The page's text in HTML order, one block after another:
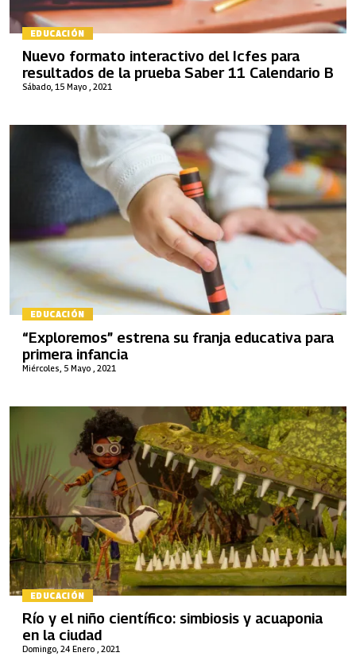
EDUCACIÓN
Sábado, 15 Mayo , 2021
Nuevo formato interactivo del Icfes para
resultados de la prueba Saber 11 Calendario B
EDUCACIÓN
Miércoles, 5 Mayo , 2021
“Exploremos” estrena su franja educativa para
primera infancia
EDUCACIÓN
Domingo, 24 Enero , 2021
Río y el niño científico: simbiosis y acuaponia
en la ciudad